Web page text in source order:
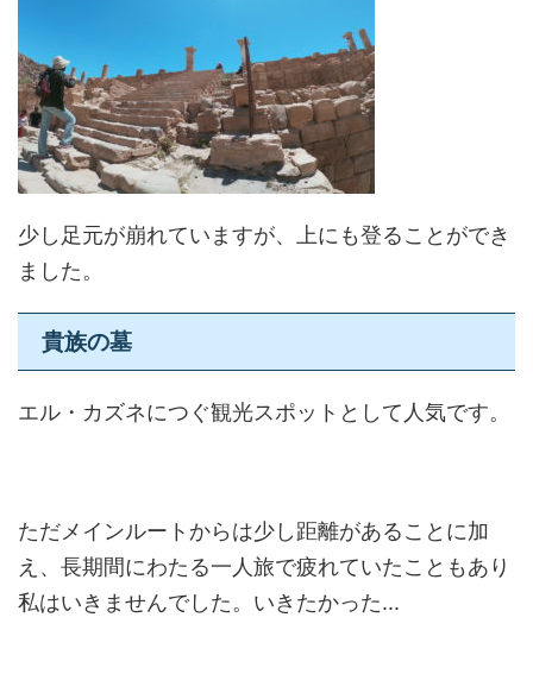
少し足元が崩れていますが、上にも登ることができ
ました。
貴族の墓
エル・カズネにつぐ観光スポットとして人気です。
ただメインルートからは少し距離があることに加
え、長期間にわたる一人旅で疲れていたこともあり
私はいきませんでした。いきたかった...